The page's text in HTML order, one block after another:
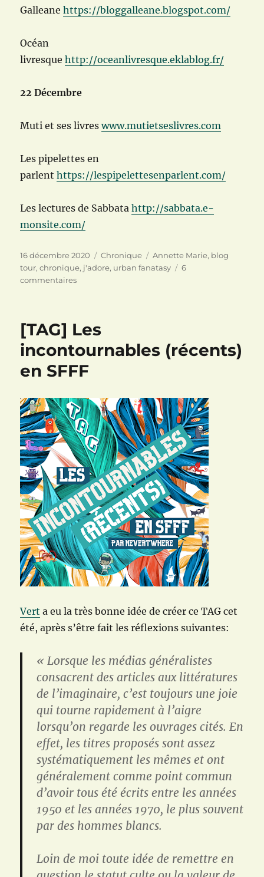
Galleanehttps://bloggalleane.blogspot.com/
Océan
livresquehttp://oceanlivresque.eklablog.fr/
22 Décembre
Muti et ses livreswww.mutietseslivres.com
Les pipelettes en
parlenthttps://lespipelettesenparlent.com/
Les lectures de Sabbatahttp://sabbata.e-
monsite.com/
Publié
le
16 décembre 2020 Catégories
Chronique Étiquettes
Annette Marie, blog
tour,chronique, j'adore, urban fanatasy
6
commentairessur
Dawson,
1
:
Trois
et
une
margarita
de
Annette
Marie
[TAG] Les
incontournables (récents)
en SFFF
Vert a eu la très bonne idée de créer ce TAG cet
été, après s’être fait les réflexions suivantes:
« Lorsque les médias généralistes
consacrent des articles aux littératures
de l’imaginaire, c’est toujours une joie
qui tourne rapidement à l’aigre
lorsqu’on regarde les ouvrages cités. En
effet, les titres proposés sont assez
systématiquement les mêmes et ont
généralement comme point commun
d’avoir tous été écrits entre les années
1950 et les années 1970, le plus souvent
par des hommes blancs.
Loin de moi toute idée de remettre en